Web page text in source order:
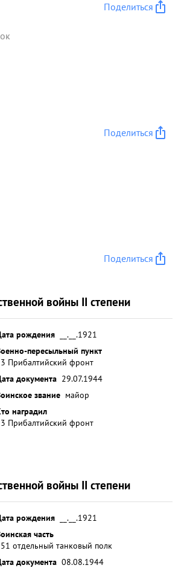
полосы. ...»
Поделиться
Поделиться
Поделиться
войны II степени
рождения
__.__.1921
пересыльный пункт
3 Прибалтийский фронт
документа 29.07.1944
звание майор
наградил
3 Прибалтийский фронт
войны II степени
рождения
__.__.1921
часть
51 отдельный танковый полк
документа 08.08.1944